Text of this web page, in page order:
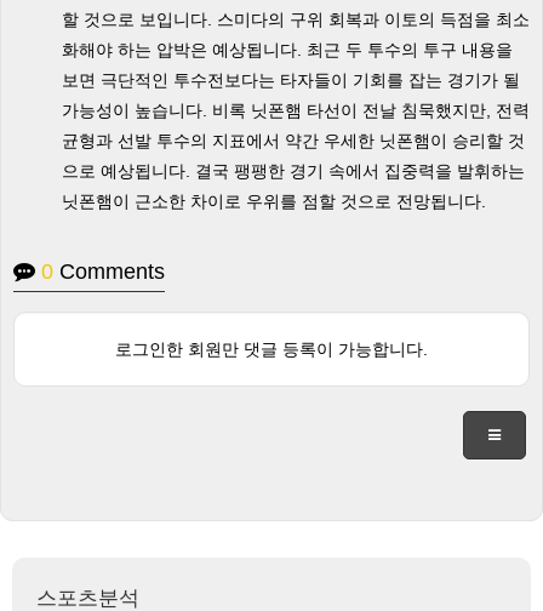
할 것으로 보입니다. 스미다의 구위 회복과 이토의 득점을 최소
화해야 하는 압박은 예상됩니다. 최근 두 투수의 투구 내용을
보면 극단적인 투수전보다는 타자들이 기회를 잡는 경기가 될
가능성이 높습니다. 비록 닛폰햄 타선이 전날 침묵했지만, 전력
균형과 선발 투수의 지표에서 약간 우세한 닛폰햄이 승리할 것
으로 예상됩니다. 결국 팽팽한 경기 속에서 집중력을 발휘하는
닛폰햄이 근소한 차이로 우위를 점할 것으로 전망됩니다.
0 Comments
로그인한 회원만 댓글 등록이 가능합니다.
스포츠분석